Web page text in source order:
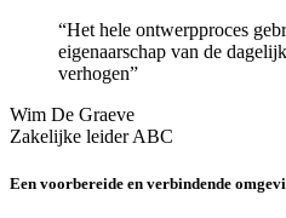
“Het hele ontwerpproces
eigenaarschap van de
verhogen”
Wim De Graeve
Zakelijke leider ABC
Een voorbereide en verbindende